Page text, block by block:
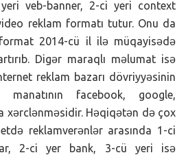
veb-banner, 2-ci yeri context
reklam formatı tutur. Onu da
2014-cü il ilə müqayisədə
Digər maraqlı məlumat isə
reklam bazarı dövriyyəsinin
facebook, google,
xərclənməsidir. Həqiqətən də çox
reklamverənlər arasında 1-ci
2-ci yer bank, 3-cü yeri isə